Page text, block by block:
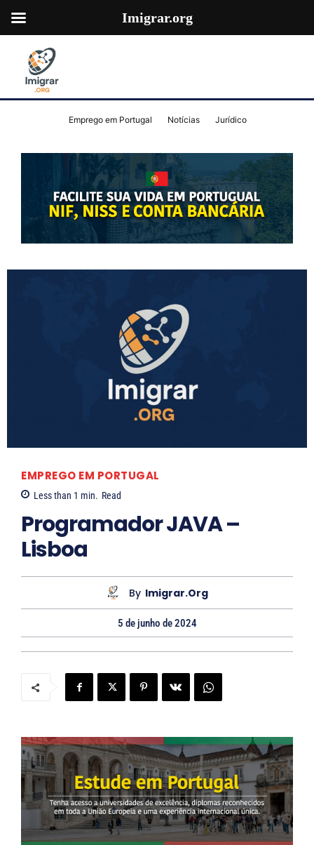
Emprego em Portugal Notícias Jurídico
EMPREGO EM PORTUGAL
Less than 1 min. Read
Programador JAVA –
Lisboa
By Imigrar.org
5 de junho de 2024
Imigrar.org